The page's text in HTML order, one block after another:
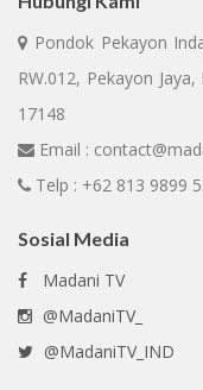
Pondok Pekayon
RW.012, Pekayon
17148
Email :
Telp : +62 813 9899
Sosial Media
Madani TV
@MadaniTV_
@MadaniTV_IND